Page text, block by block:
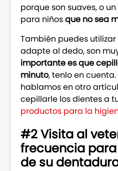
porque son suaves, o
para niñosque no sea
También puedes
adapte al dedo, son
importante es que
minuto, tenlo en
hablamos en otro
cepillarle los dientes a
productos para la
#2 Visita al
frecuencia
de su